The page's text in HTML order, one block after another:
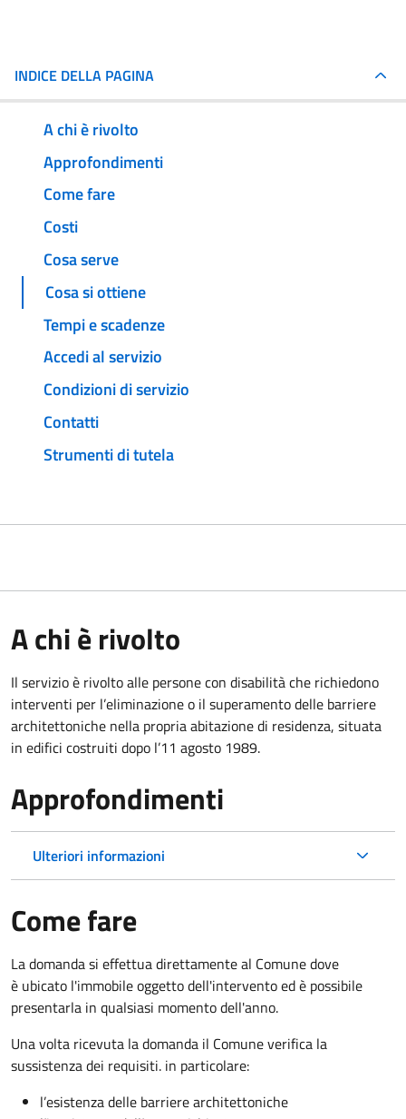
INDICE DELLA PAGINA
A chi è rivolto
Approfondimenti
Come fare
Costi
Cosa serve
Cosa si ottiene
Tempi e scadenze
Accedi al servizio
Condizioni di servizio
Contatti
Strumenti di tutela
A chi è rivolto
Il servizio è rivolto alle persone con disabilità che richiedono
interventi per l’eliminazione o il superamento delle barriere
architettoniche nella propria abitazione di residenza, situata
in edifici costruiti dopo l’11 agosto 1989.
Approfondimenti
Ulteriori informazioni
Come fare
La domanda si effettua direttamente al Comune dove
è ubicato l'immobile oggetto dell'intervento ed è possibile
presentarla in qualsiasi momento dell'anno.
Una volta ricevuta la domanda il Comune verifica la
sussistenza dei requisiti. in particolare:
l’esistenza delle barriere architettoniche